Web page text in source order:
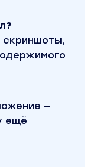
скриншоты,
—
ещё